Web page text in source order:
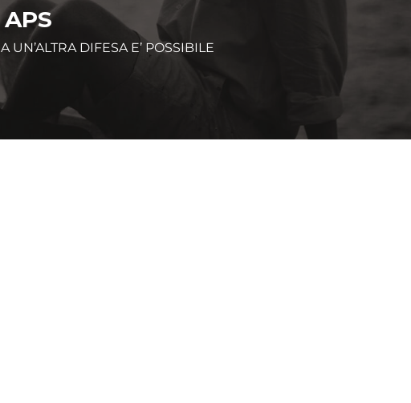
DIFESA E’ POSSIBILE